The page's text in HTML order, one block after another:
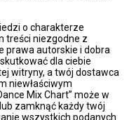
o charakterze
treści niezgodne z
prawa autorskie i dobra
dla ciebie
witryny, a twój dostawca
niewłaściwym
Mix Chart” może w
zamknąć każdy twój
wszystkich podanych